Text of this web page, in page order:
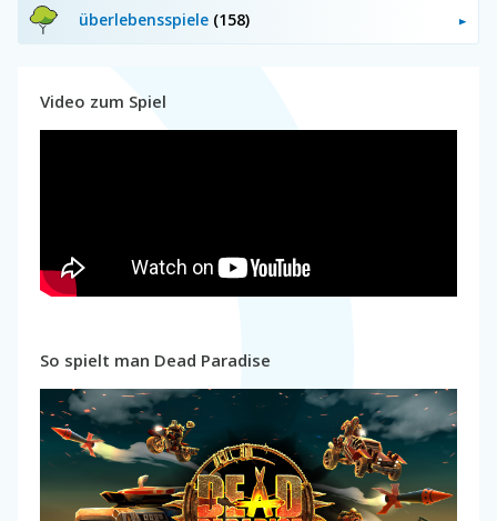
überlebensspiele (158)
Video zum Spiel
So spielt man Dead Paradise